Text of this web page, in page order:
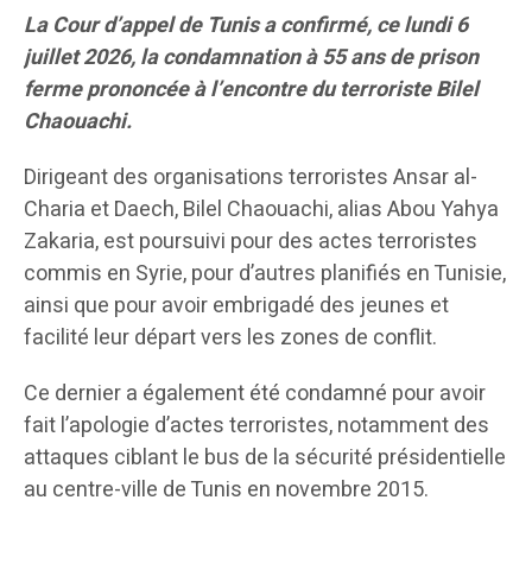
La Cour d’appel de Tunis a confirmé, ce lundi 6
juillet 2026, la condamnation à 55 ans de prison
ferme prononcée à l’encontre du terroriste Bilel
Chaouachi.
Dirigeant des organisations terroristes Ansar al-
Charia et Daech, Bilel Chaouachi, alias Abou Yahya
Zakaria, est poursuivi pour des actes terroristes
commis en Syrie, pour d’autres planifiés en Tunisie,
ainsi que pour avoir embrigadé des jeunes et
facilité leur départ vers les zones de conflit.
Ce dernier a également été condamné pour avoir
fait l’apologie d’actes terroristes, notamment des
attaques ciblant le bus de la sécurité présidentielle
au centre-ville de Tunis en novembre 2015.